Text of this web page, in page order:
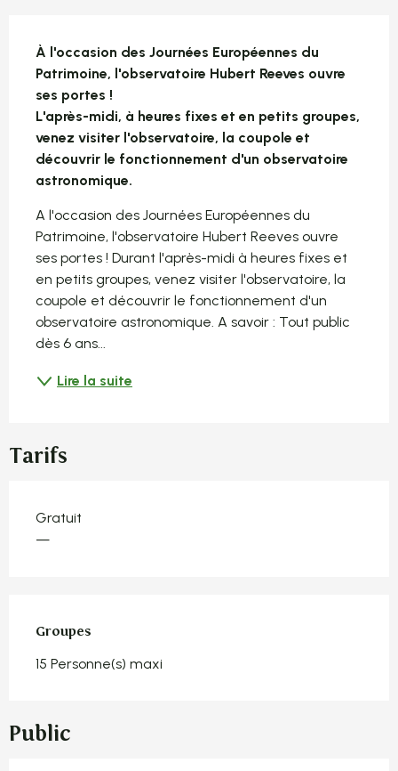
À l'occasion des Journées Européennes du
Patrimoine, l'observatoire Hubert Reeves ouvre
ses portes !
L'après-midi, à heures fixes et en petits groupes,
venez visiter l'observatoire, la coupole et
découvrir le fonctionnement d'un observatoire
astronomique.
A l'occasion des Journées Européennes du
Patrimoine, l'observatoire Hubert Reeves ouvre
ses portes ! Durant l'après-midi à heures fixes et
en petits groupes, venez visiter l'observatoire, la
coupole et découvrir le fonctionnement d'un
observatoire astronomique. A savoir : Tout public
dès 6 ans...
Lire la suite
Tarifs
Gratuit
—
Groupes
Groupes
15 Personne(s) maxi
Public